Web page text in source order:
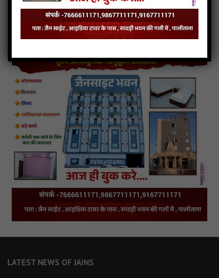
LATEST NEWS OF JAINS